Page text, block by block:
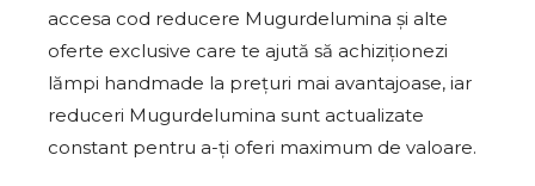
accesa cod reducere Mugurdelumina și alte
oferte exclusive care te ajută să achiziționezi
lămpi handmade la prețuri mai avantajoase, iar
reduceri Mugurdelumina sunt actualizate
constant pentru a-ți oferi maximum de valoare.